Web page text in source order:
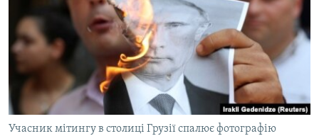
ДЕПОРТАЦІЯ
ВІДЕОУРОКИ «ELIFBE»
СВІДЧЕННЯ ОКУПАЦІЇ
УКРАЇНСЬКА ПРОБЛЕМА КРИМУ
ІНФОГРАФІКА
ЯК ОБІЙТИ БЛОКУВАННЯ
Русский
Qırımtatar
ДОЛУЧАЙСЯ!
Учасник мітингу в столиці Грузії спалює фотографію